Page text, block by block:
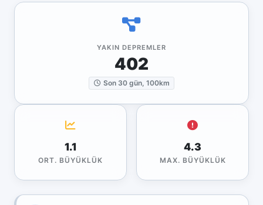
YAKIN DEPREMLER
402
Son 30 gün, 100km
1.1
ORT. BÜYÜKLÜK
4.3
MAX. BÜYÜKLÜK